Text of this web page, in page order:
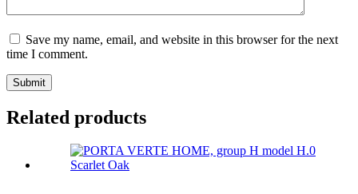
Save my name, email, and website in this browser for the next
time I comment.
Submit
Related products